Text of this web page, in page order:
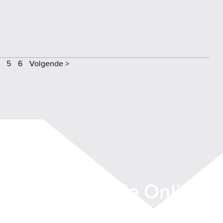
5 6 Volgende >